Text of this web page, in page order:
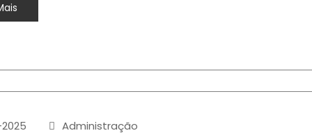
Administração